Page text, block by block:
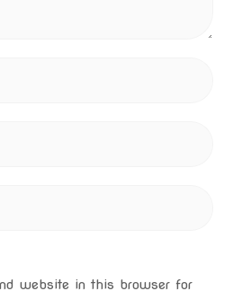
website in this browser for